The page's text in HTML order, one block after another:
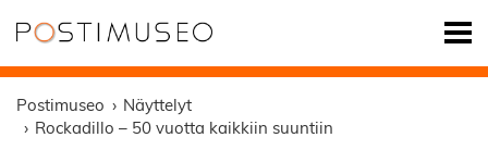
Postimuseo
Näyttelyt
Rockadillo – 50 vuotta kaikkiin suuntiin